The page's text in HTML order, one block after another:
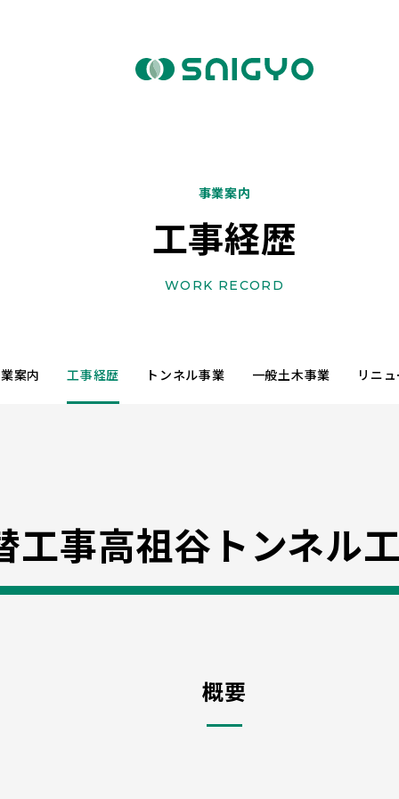
事業案内
工事経歴
WORK RECORD
案内 工事経歴 トンネル事業 一般土木事業 リニ
工事高祖谷トンネル
概要